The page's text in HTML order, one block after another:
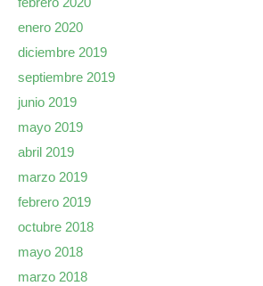
enero 2020
diciembre 2019
septiembre 2019
junio 2019
mayo 2019
abril 2019
marzo 2019
febrero 2019
octubre 2018
mayo 2018
marzo 2018